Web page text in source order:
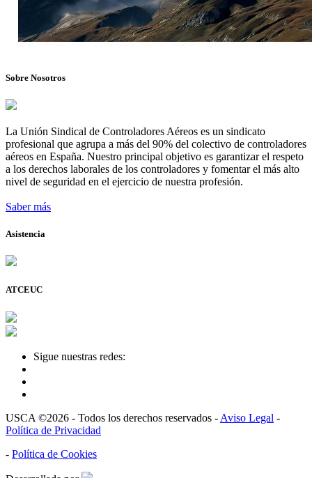
Sobre Nosotros
La Unión Sindical de Controladores Aéreos es un sindicato
profesional que agrupa a más del 90% del colectivo de controladores
aéreos en España. Nuestro principal objetivo es garantizar el respeto
a los derechos laborales de los controladores y fomentar el más alto
nivel de seguridad en el ejercicio de nuestra profesión.
Saber más
Asistencia
ATCEUC
Sigue nuestras redes:
USCA ©2026 - Todos los derechos reservados - Aviso Legal -
Política de Privacidad
- Política de Cookies